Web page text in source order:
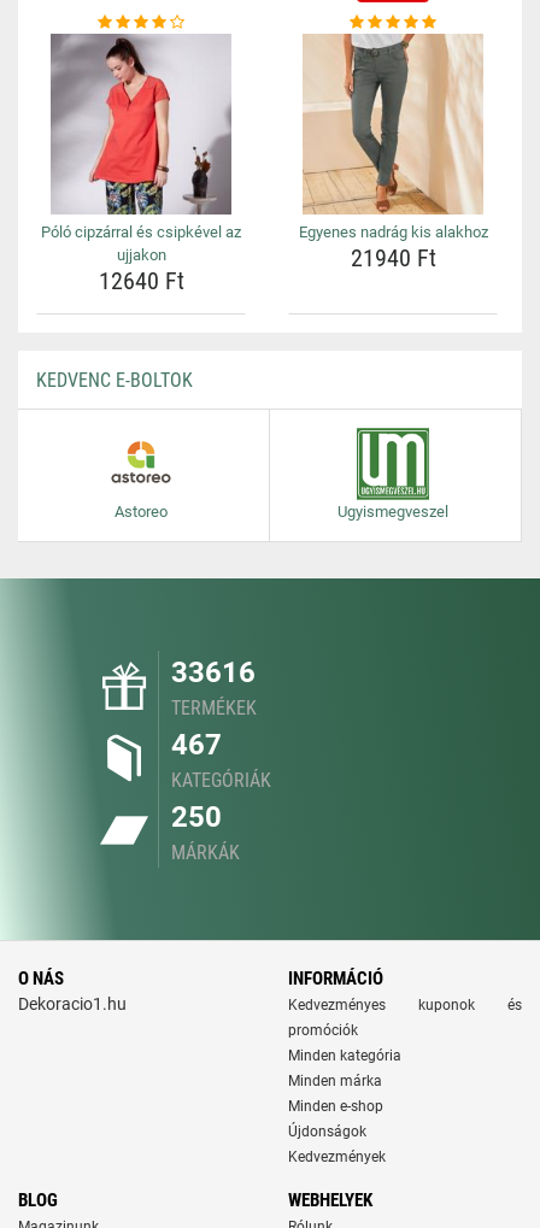
Póló cipzárral és csipkével az
ujjakon
12640 Ft
Egyenes nadrág kis alakhoz
21940 Ft
KEDVENC E-BOLTOK
Astoreo Ugyismegveszel
33616
TERMÉKEK
467
KATEGÓRIÁK
250
MÁRKÁK
O NÁS
Dekoracio1.hu
INFORMÁCIÓ
Kedvezményes kuponok és
promóciók
Minden kategória
Minden márka
Minden e-shop
Újdonságok
Kedvezmények
BLOG WEBHELYEK